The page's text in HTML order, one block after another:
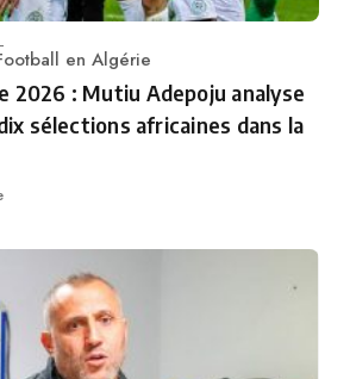
en Algérie
2026 : Mutiu Adepoju analyse
sélections africaines dans la